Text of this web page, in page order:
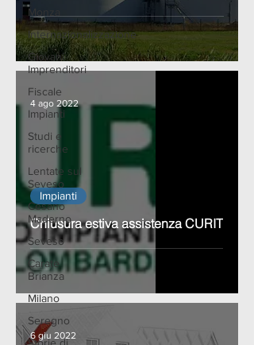
Monza
Internazionalizzazione
Giovani
Imprenditori
Fiscale
Impianti
Studi e
ricerche
Lentate sul
Seveso
Cesano
Maderno
Seveso
Carate
Brianza
Milano
Seregno
Chiusura estiva assistenza CURIT
Impianti
4 ago 2022
6 giu 2022